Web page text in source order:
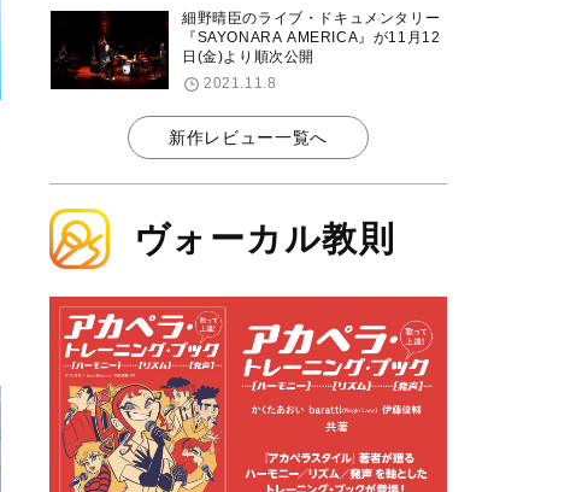
細野晴臣のライブ・ドキュメンタリー
『SAYONARA AMERICA』が11月12
日(金)より順次公開
2021.11.8
新作レビュー一覧へ
ヴォーカル教則